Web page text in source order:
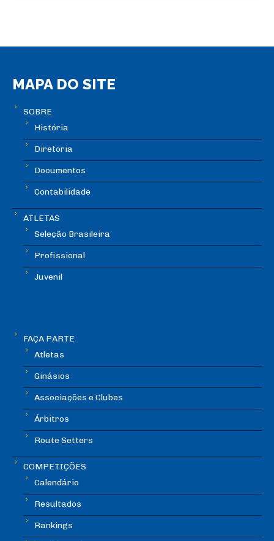
MAPA DO SITE
SOBRE
História
Diretoria
Documentos
Contabilidade
ATLETAS
Seleção Brasileira
Profissional
Juvenil
FAÇA PARTE
Atletas
Ginásios
Associações e Clubes
Árbitros
Route Setters
COMPETIÇÕES
Calendário
Resultados
Rankings